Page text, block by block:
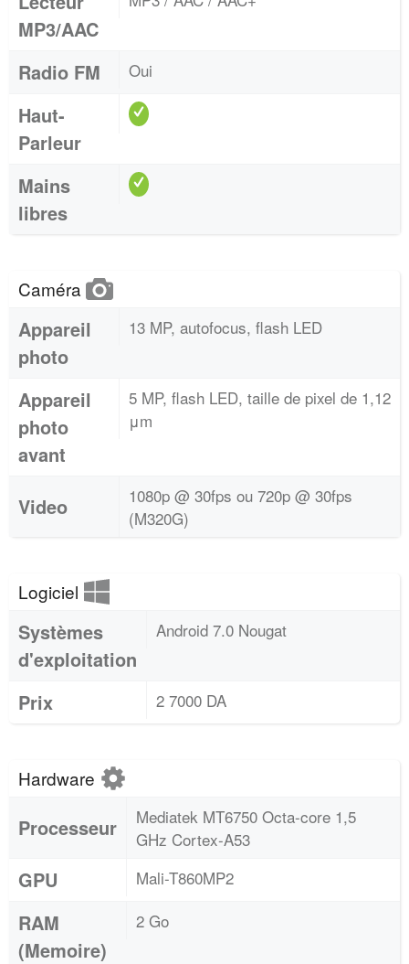
MP3/AAC
Radio FM Oui
Haut-
Parleur
Mains
libres
Caméra
Appareil
photo
13 MP, autofocus, flash LED
Appareil
photo
avant
5 MP, flash LED, taille de pixel de 1,12
μm
Video
1080p @ 30fps ou 720p @ 30fps
(M320G)
Logiciel
Systèmes
d'exploitation
Android 7.0 Nougat
Prix 2 7000 DA
Hardware
Processeur
Mediatek MT6750 Octa-core 1,5
GHz Cortex-A53
GPU Mali-T860MP2
RAM
(Memoire)
2 Go